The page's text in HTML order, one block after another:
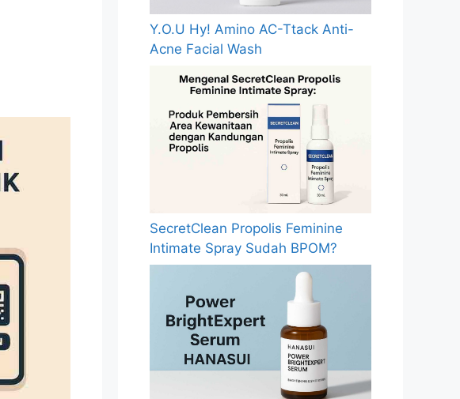
Y.O.U Hy! Amino AC-Ttack Anti-
Acne Facial Wash
SecretClean Propolis Feminine
Intimate Spray Sudah BPOM?